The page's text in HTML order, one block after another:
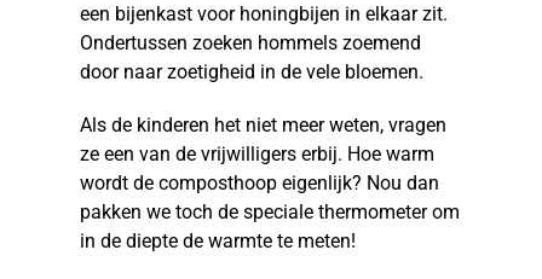
een bijenkast voor honingbijen in elkaar zit.
Ondertussen zoeken hommels zoemend
door naar zoetigheid in de vele bloemen.
Als de kinderen het niet meer weten, vragen
ze een van de vrijwilligers erbij. Hoe warm
wordt de composthoop eigenlijk? Nou dan
pakken we toch de speciale thermometer om
in de diepte de warmte te meten!